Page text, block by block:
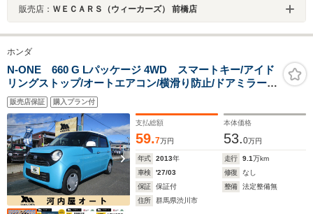
販売店： ＷＥＣＡＲＳ（ウィーカーズ） 前橋店
ホンダ
N-ONE 660 G Lパッケージ 4WD スマートキー/アイド
リングストップ/オートエアコン/横滑り防止/ドアミラーウ
インカー
販売店保証 購入プラン付
支払総額
59.7万円
本体価格
53.0万円
年式 2013年 走行 9.1万km
車検
'27/03 修復
なし
保証
保証付 整備
法定整備無
住所
群馬県渋川市